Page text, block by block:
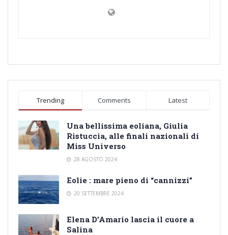
Trending Comments Latest
Una bellissima eoliana, Giulia
Ristuccia, alle finali nazionali di
Miss Universo
28 AGOSTO 2024
Eolie : mare pieno di “cannizzi”
20 SETTEMBRE 2024
Elena D’Amario lascia il cuore a
Salina